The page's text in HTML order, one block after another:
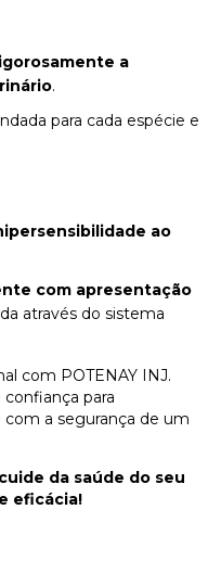
a
.
para cada espécie e
ao
com apresentação
através do sistema
com POTENAY INJ.
para
a segurança de um
da saúde do seu
eficácia!